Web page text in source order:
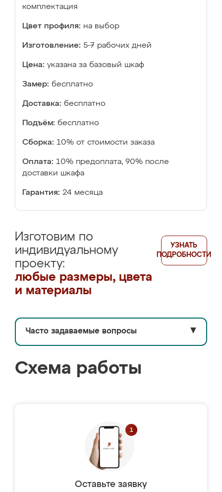
комплектация
Цвет профиля: на выбор
Изготовление: 5-7 рабочих дней
Цена: указана за базовый шкаф
Замер: бесплатно
Доставка: бесплатно
Подъём: бесплатно
Сборка: 10% от стоимости заказа
Оплата: 10% предоплата, 90% после
доставки шкафа
Гарантия: 24 месяца
Изготовим по
индивидуальному
проекту:
любые размеры, цвета
и материалы
УЗНАТЬ
ПОДРОБНОСТИ
Часто задаваемые вопросы ▼
Схема работы
Оставьте заявку